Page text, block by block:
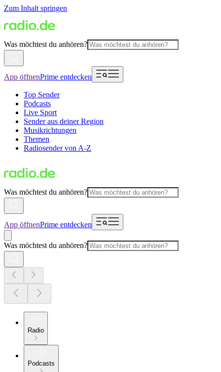
Zum Inhalt springen
Was möchtest du anhören?
App öffnenPrime entdecken
Top Sender
Podcasts
Live Sport
Sender aus deiner Region
Musikrichtungen
Themen
Radiosender von A-Z
Was möchtest du anhören?
App öffnenPrime entdecken
Was möchtest du anhören?
Radio
Podcasts